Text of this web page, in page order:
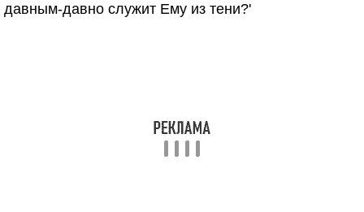
давным-давно служит Ему из тени?'